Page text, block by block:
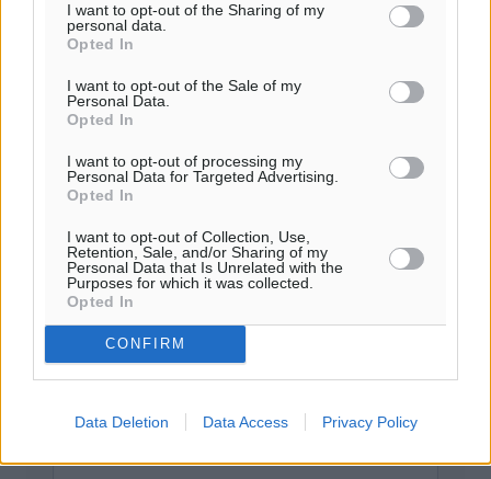
I want to opt-out of the Sharing of my
personal data.
Opted In
I want to opt-out of the Sale of my
Personal Data.
Opted In
I want to opt-out of processing my
Personal Data for Targeted Advertising.
Opted In
I want to opt-out of Collection, Use,
Retention, Sale, and/or Sharing of my
Personal Data that Is Unrelated with the
Purposes for which it was collected.
Opted In
CONFIRM
Data Deletion Data Access Privacy Policy
Το E-mail δεν θα δημοσιευτεί.
Πρέπει να συμπληρωθούν όλα τα πεδία για την
υποβολή του σχολίου.
Όνοματεπώνυμο Email
Φύλαξε τα στοιχεία μου για την επόμενη φορά.